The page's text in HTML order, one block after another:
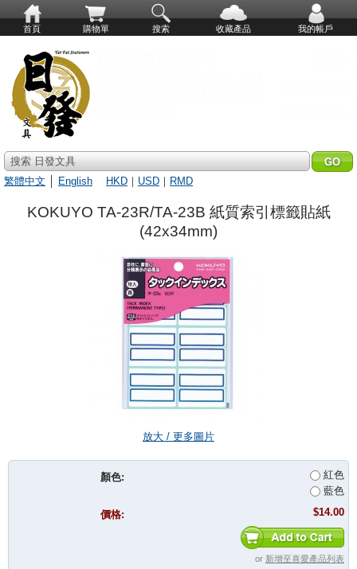
首頁 購物單 搜索 收藏產品 我的帳戶
搜索 日發文具
繁體中文
English HKD ｜ USD ｜ RMD
KOKUYO TA-23R/TA-23B 紙質索引標籤貼紙
(42x34mm)
放大 / 更多圖片
顏色:
紅色
藍色
價格:
$14.00
or 新增至喜愛產品列表